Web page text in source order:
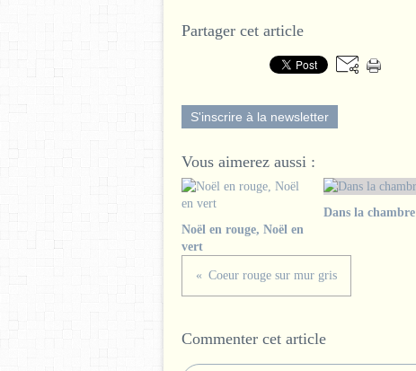
Partager cet article
S'inscrire à la newsletter
Vous aimerez aussi :
Noël en rouge, Noël en
vert
Dans la chambre
Coeur rouge sur mur gris
Commenter cet article